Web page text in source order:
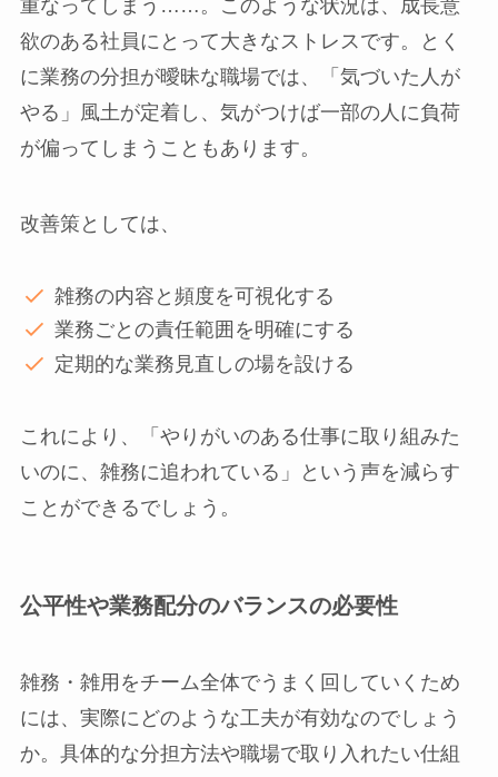
重なってしまう……。このような状況は、成長意
欲のある社員にとって大きなストレスです。とく
に業務の分担が曖昧な職場では、「気づいた人が
やる」風土が定着し、気がつけば一部の人に負荷
が偏ってしまうこともあります。
改善策としては、
雑務の内容と頻度を可視化する
業務ごとの責任範囲を明確にする
定期的な業務見直しの場を設ける
これにより、「やりがいのある仕事に取り組みた
いのに、雑務に追われている」という声を減らす
ことができるでしょう。
公平性や業務配分のバランスの必要性
雑務・雑用をチーム全体でうまく回していくため
には、実際にどのような工夫が有効なのでしょう
か。具体的な分担方法や職場で取り入れたい仕組